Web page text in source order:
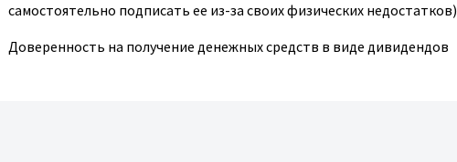
самостоятельно подписать ее из-за своих физических недостатков)
Доверенность на получение денежных средств в виде дивидендов